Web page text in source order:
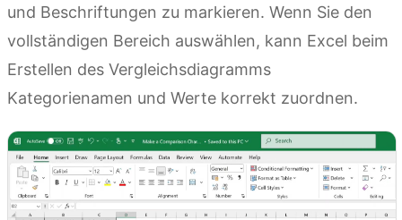
und Beschriftungen zu markieren. Wenn Sie den
vollständigen Bereich auswählen, kann Excel beim
Erstellen des Vergleichsdiagramms
Kategorienamen und Werte korrekt zuordnen.